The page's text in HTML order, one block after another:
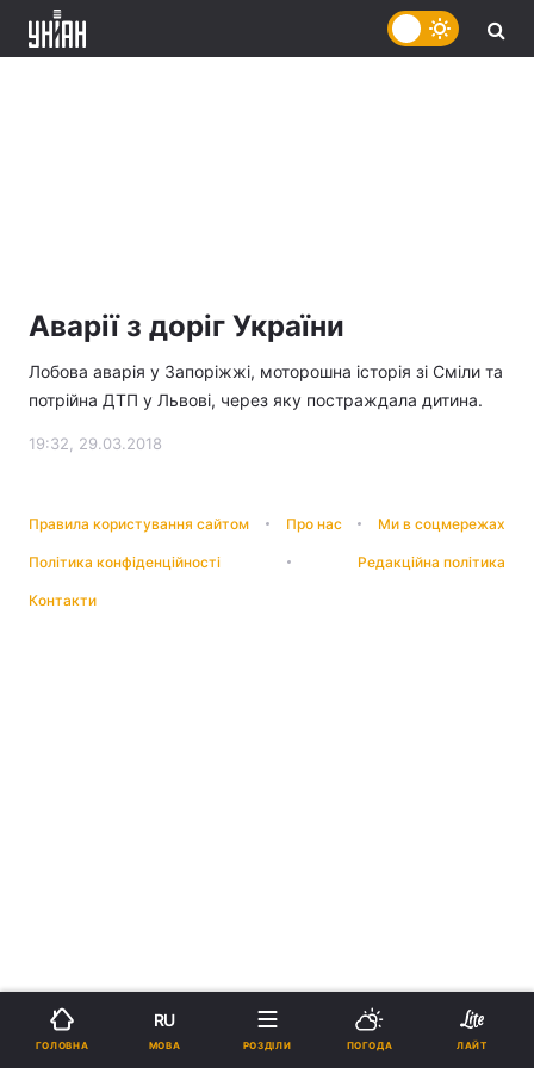
Аварії з доріг України
Лобова аварія у Запоріжжі, моторошна історія зі Сміли та
потрійна ДТП у Львові, через яку постраждала дитина.
19:32, 29.03.2018
Правила користування сайтом Про нас Ми в соцмережах
Політика конфіденційності Редакційна політика
Контакти
ГОЛОВНА
RU
МОВА РОЗДІЛИ ПОГОДА ЛАЙТ